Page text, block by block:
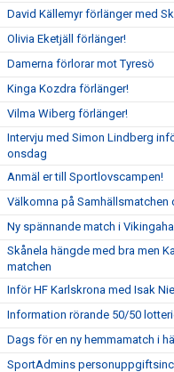
David Källemyr förlänger med
Olivia Eketjäll förlänger!
Damerna förlorar mot Tyresö
Kinga Kozdra förlänger!
Vilma Wiberg förlänger!
Intervju med Simon Lindberg
onsdag
Anmäl er till Sportlovscampen!
Välkomna på Samhällsmatchen
Ny spännande match i
Skånela hängde med bra men
matchen
Inför HF Karlskrona med Isak
Information rörande 50/50
Dags för en ny hemmamatch i
SportAdmins